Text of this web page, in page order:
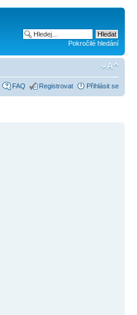
Pokročilé hledání
FAQ Registrovat Přihlásit se